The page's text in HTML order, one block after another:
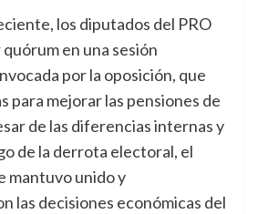
los diputados del PRO
en una sesión
por la oposición, que
para mejorar las pensiones de
de las diferencias internas y
de la derrota electoral, el
mantuvo unido y
las decisiones económicas del